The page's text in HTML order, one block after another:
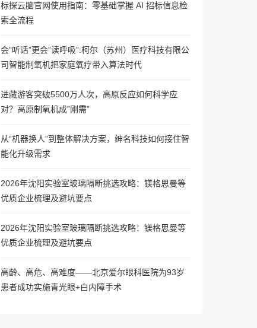
标探云脑官网使用指南：零基础掌握 AI 招标信息检
索全流程
会”听话”更会”读呼吸”:柯尔（苏州）医疗科技有限公
司智能制氧机把家庭氧疗带入算法时代
进藏游客突破5500万人次，高原反应如何科学应
对？高原制氧机成”刚需”
从“机器换人”到整体解决方案，绅名科技如何接住智
能化升级需求
2026年沈阳实验室玻璃隔断挑选攻略：镁格思曼等
优质企业梳理及避坑要点
2026年沈阳实验室玻璃隔断挑选攻略：镁格思曼等
优质企业梳理及避坑要点
高龄、高危、高难度——北京爱尔眼科医院为93岁
患者成功实施青光眼+白内障手术